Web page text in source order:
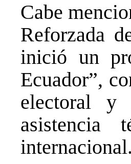
Cabe
Reforzada
inició un
Ecuador”,
electoral y
asistencia
internacional.